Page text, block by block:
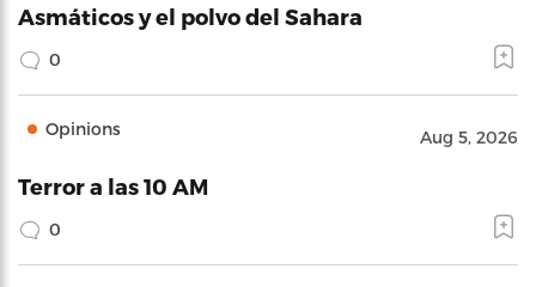
Asmáticos y el polvo del Sahara
0
Opinions Aug 5, 2026
Terror a las 10 AM
0